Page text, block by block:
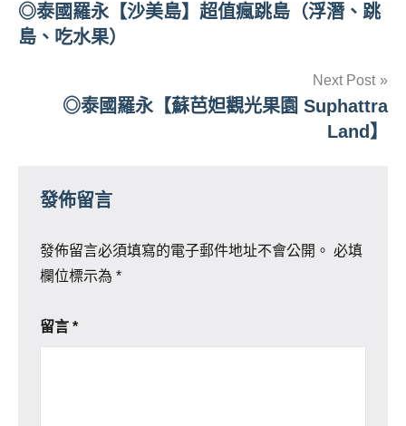
章
◎泰國羅永【沙美島】超值瘋跳島（浮潛、跳
島、吃水果）
Next Post
◎泰國羅永【蘇芭妲觀光果園 Suphattra
Land】
發佈留言
發佈留言必須填寫的電子郵件地址不會公開。 必填
欄位標示為 *
留言 *